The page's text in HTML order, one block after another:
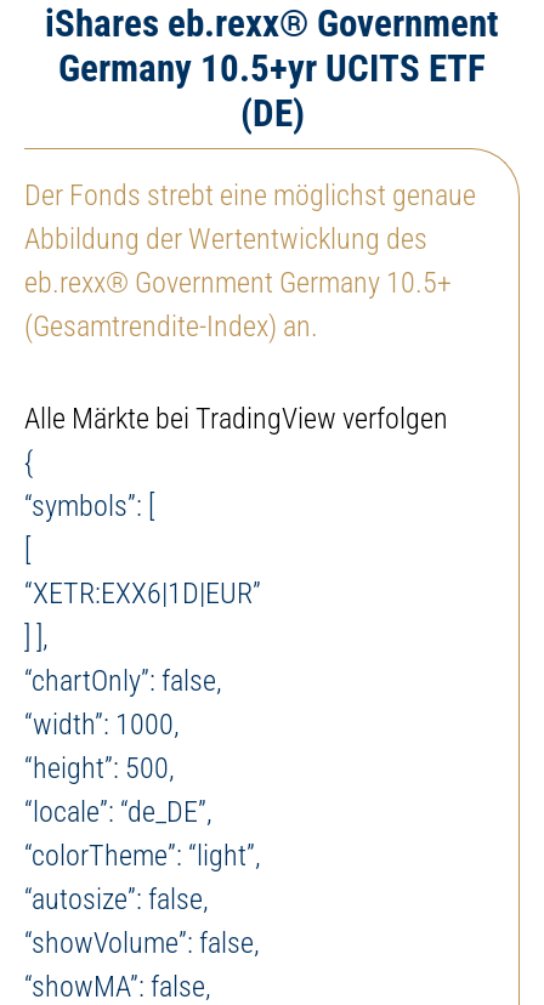
iShares eb.rexx® Government
Germany 10.5+yr UCITS ETF
(DE)
Der Fonds strebt eine möglichst genaue
Abbildung der Wertentwicklung des
eb.rexx® Government Germany 10.5+
(Gesamtrendite-Index) an.
Alle Märkte bei TradingView verfolgen
{
“symbols”: [
“XETR:EXX6|1D|EUR”
] ],
“chartOnly”: false,
“width”: 1000,
“height”: 500,
“locale”: “de_DE”,
“colorTheme”: “light”,
“autosize”: false,
“showVolume”: false,
“showMA”: false,